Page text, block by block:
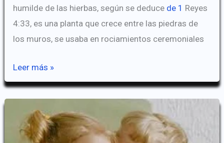
humilde de las hierbas, según se deduce de 1 Reyes
4:33, es una planta que crece entre las piedras de
los muros, se usaba en rociamientos ceremoniales
El
Hisopo
Leer más »